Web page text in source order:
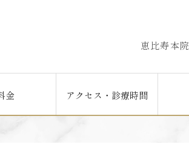
恵比寿本院
金 アクセス・診療時間